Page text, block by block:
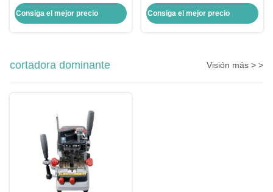
Herramientas cerrajeras
Consiga el mejor precio
esencial para la formación de
Consiga el mejor precio
cortadora dominante Visión más > >